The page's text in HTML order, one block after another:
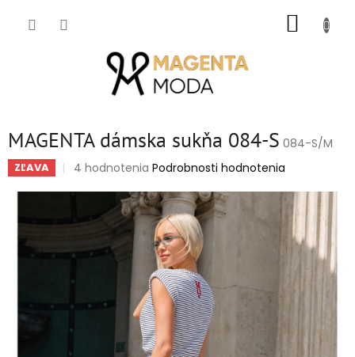
MAGENTA dámska sukňa 084-S 084-S/M
ZĽAVA
Priemerné
produktu
5,0
5
hviezdičiek.
4 hodnotenia Podrobnosti hodnotenia